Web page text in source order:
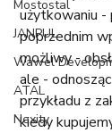
Mostostal
JANPUL
Wawel
ATAL
Nexity
użytkowaniu -
poprzednim
możliwy -
ale -
przykładu z
kiedy